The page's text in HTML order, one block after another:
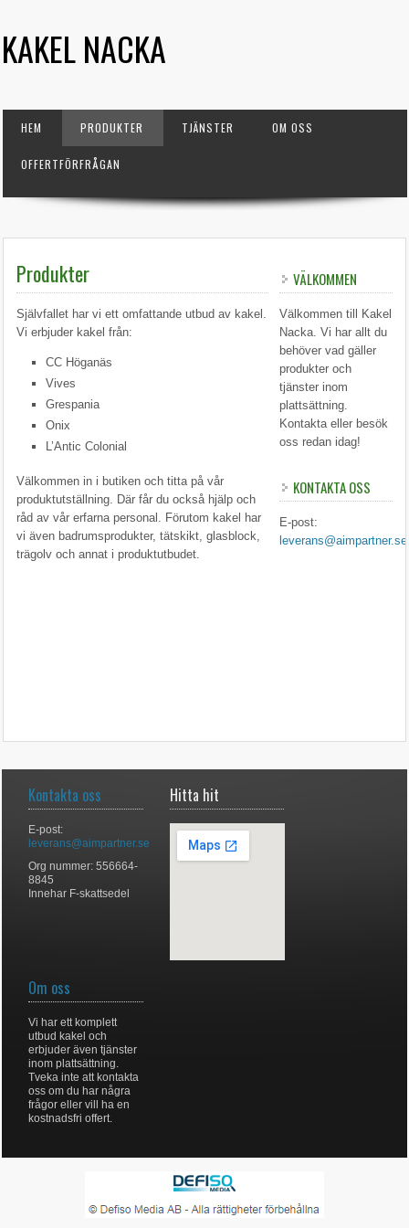
KAKEL NACKA
HEM PRODUKTER TJÄNSTER OM OSS
OFFERTFÖRFRÅGAN
Produkter
Självfallet har vi ett omfattande utbud av kakel.
Vi erbjuder kakel från:
CC Höganäs
Vives
Grespania
Onix
L’Antic Colonial
Välkommen in i butiken och titta på vår
produktutställning. Där får du också hjälp och
råd av vår erfarna personal. Förutom kakel har
vi även badrumsprodukter, tätskikt, glasblock,
trägolv och annat i produktutbudet.
VÄLKOMMEN
Välkommen till Kakel
Nacka. Vi har allt du
behöver vad gäller
produkter och
tjänster inom
plattsättning.
Kontakta eller besök
oss redan idag!
KONTAKTA OSS
E-post:
leverans@aimpartner.se
Kontakta oss
E-post:
leverans@aimpartner.se
Org nummer: 556664-
8845
Innehar F-skattsedel
Hitta hit
Om oss
Vi har ett komplett
utbud kakel och
erbjuder även tjänster
inom plattsättning.
Tveka inte att kontakta
oss om du har några
frågor eller vill ha en
kostnadsfri offert.